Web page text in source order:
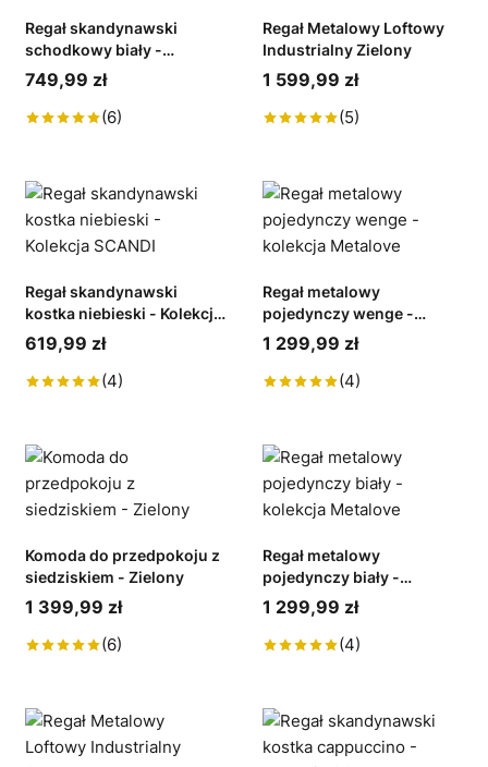
Regał skandynawski
schodkowy biały -
Kolekcja Scandi
749,99 zł
(6)
Regał Metalowy Loftowy
Industrialny Zielony
1 599,99 zł
(5)
Regał skandynawski
kostka niebieski - Kolekcja
SCANDI
619,99 zł
(4)
Regał metalowy
pojedynczy wenge -
kolekcja Metalove
1 299,99 zł
(4)
Komoda do przedpokoju z
siedziskiem - Zielony
1 399,99 zł
(6)
Regał metalowy
pojedynczy biały -
kolekcja Metalove
1 299,99 zł
(4)